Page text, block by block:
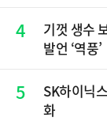
4
기껏 생수
발언 ‘역풍’
5
SK하이닉
화